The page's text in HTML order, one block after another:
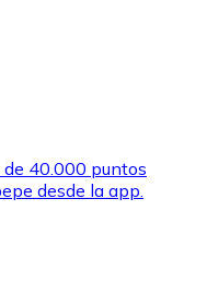
40.000 puntos
desde la app.